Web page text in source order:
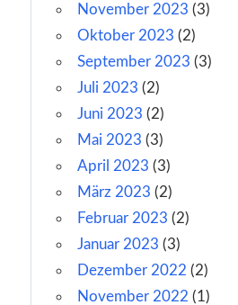
November 2023 (3)
Oktober 2023 (2)
September 2023 (3)
Juli 2023 (2)
Juni 2023 (2)
Mai 2023 (3)
April 2023 (3)
März 2023 (2)
Februar 2023 (2)
Januar 2023 (3)
Dezember 2022 (2)
November 2022 (1)